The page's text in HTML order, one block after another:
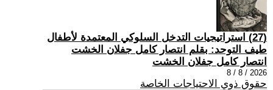
(27) استراتيجيات التدخل السلوكي المعتمدة لأطفال
طيف التوحد: بقلم انتصار كامل جفلان الخشت
انتصار كامل جفلان الخشت
2026 / 8 / 8
حقوق ذوي الاحتياجات الخاصة